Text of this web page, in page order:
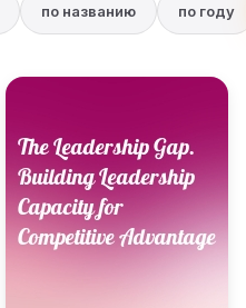
по названию по году